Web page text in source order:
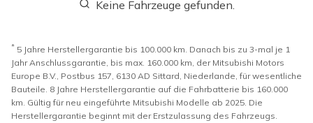
Keine Fahrzeuge gefunden.
* 5 Jahre Herstellergarantie bis 100.000 km. Danach bis zu 3-mal je 1
Jahr Anschlussgarantie, bis max. 160.000 km, der Mitsubishi Motors
Europe B.V., Postbus 157, 6130 AD Sittard, Niederlande, für wesentliche
Bauteile. 8 Jahre Herstellergarantie auf die Fahrbatterie bis 160.000
km. Gültig für neu eingeführte Mitsubishi Modelle ab 2025. Die
Herstellergarantie beginnt mit der Erstzulassung des Fahrzeugs.